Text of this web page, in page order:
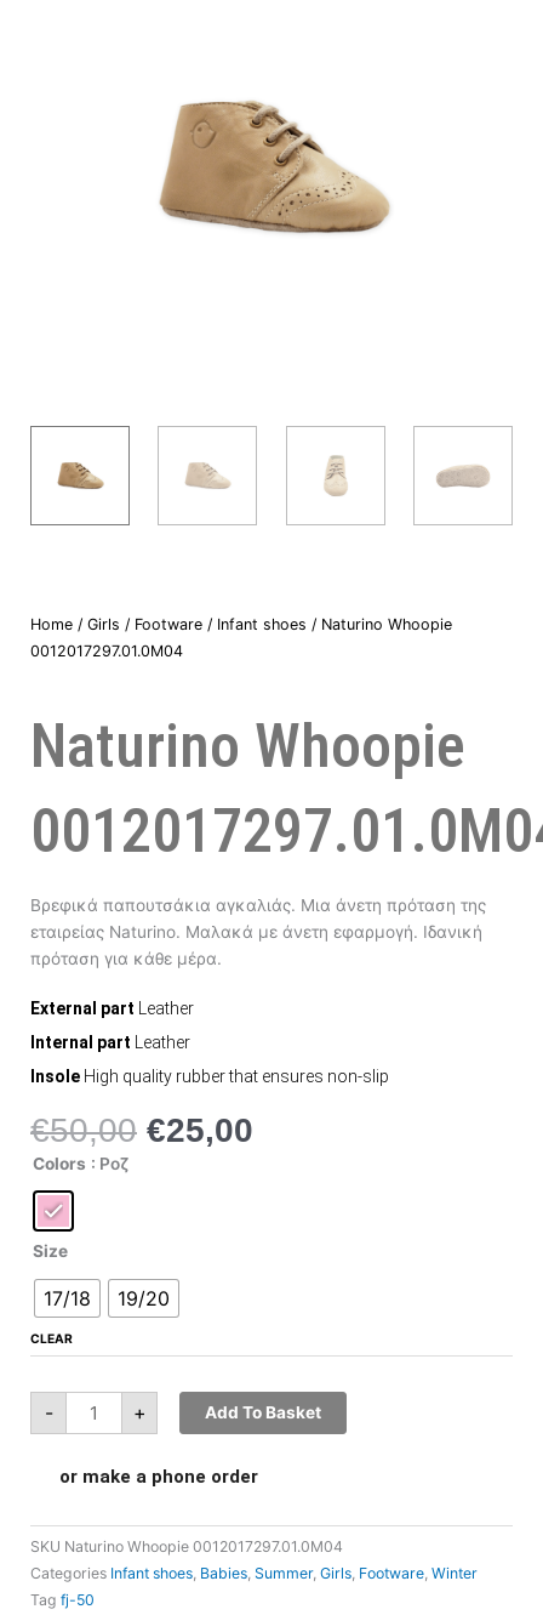
Home / Girls / Footware / Infant shoes / Naturino Whoopie
0012017297.01.0M04
Naturino Whoopie
Βρεφικά παπουτσάκια αγκαλιάς. Μια άνετη πρόταση της
εταιρείας Naturino. Μαλακά με άνετη εφαρμογή. Ιδανική
πρόταση για κάθε μέρα.
External part Leather
Internal part
Leather
Insole High quality rubber that ensures non-slip
€50,00 Original
€25,00
Colors : Ροζ
Size
17/18 19/20
CLEAR
-
Naturino
Whoopie
quantity
+ Add To Basket
or make a phone order
SKU Naturino Whoopie 0012017297.01.0M04
Categories Infant shoes Babies Summer, Girls Footware Winter
Tag fj-50